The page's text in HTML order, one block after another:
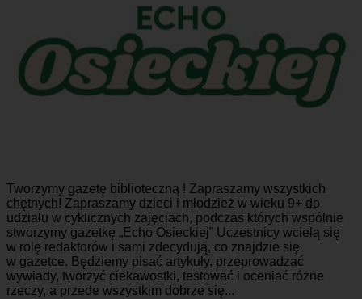
Tworzymy gazetę biblioteczną ! Zapraszamy wszystkich
chętnych! Zapraszamy dzieci i młodzież w wieku 9+ do
udziału w cyklicznych zajęciach, podczas których wspólnie
stworzymy gazetkę „Echo Osieckiej” Uczestnicy wcielą się
w rolę redaktorów i sami zdecydują, co znajdzie się
w gazetce. Będziemy pisać artykuły, przeprowadzać
wywiady, tworzyć ciekawostki, testować i oceniać różne
rzeczy, a przede wszystkim dobrze się...